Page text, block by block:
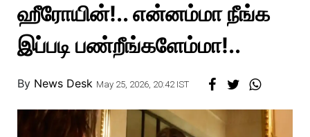
Photos
Story
ஹீரோயின்!.. என்னம்மா நீங்க
இப்படி பண்றீங்களேம்மா!..
By News Desk May 25, 2026, 20:42 IST